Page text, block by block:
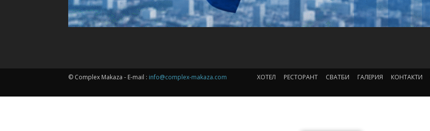
ХОТЕЛ РЕСТОРАНТ СВАТБИ ГАЛЕРИЯ КОНТАКТИ
© Complex Makaza - E-mail : info@complex-makaza.com